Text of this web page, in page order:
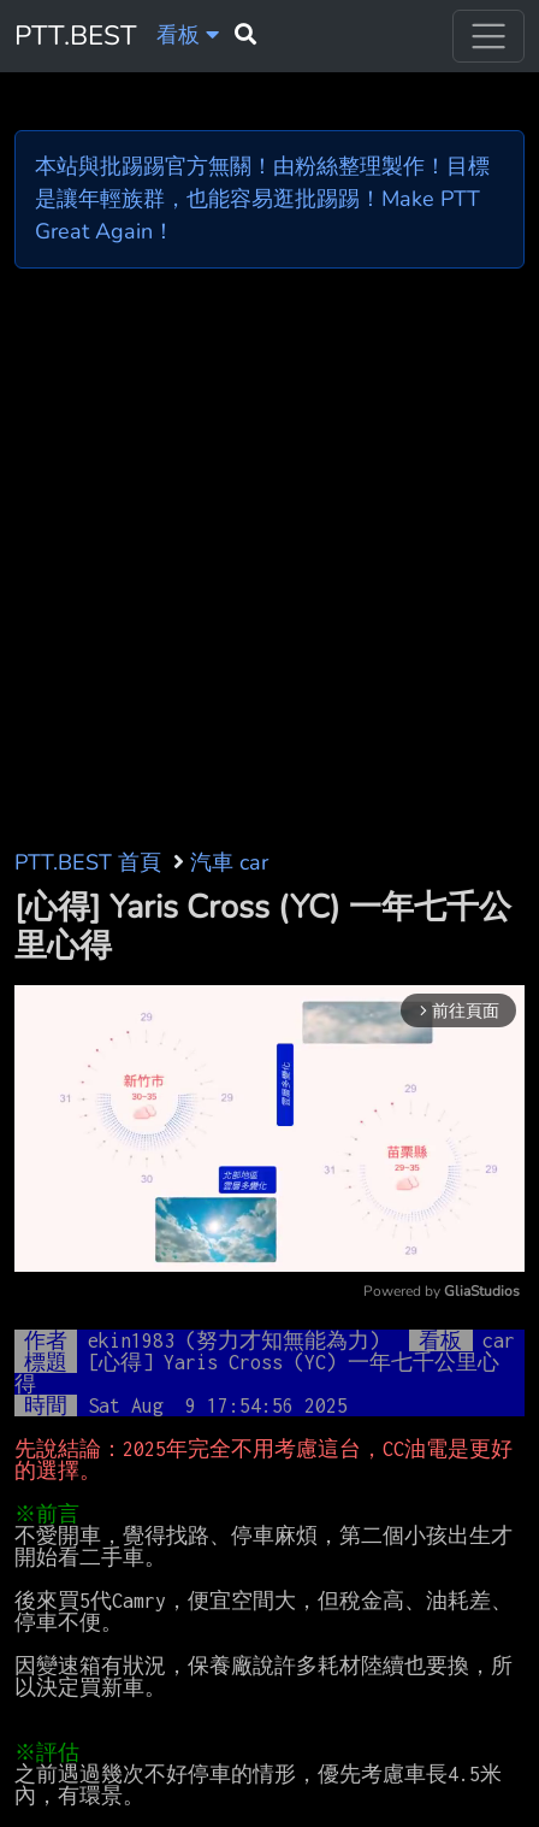
PTT.BEST 看板
本站與批踢踢官方無關！由粉絲整理製作！目標
是讓年輕族群，也能容易逛批踢踢！Make PTT
Great Again！
PTT.BEST 首頁 汽車 car
[心得] Yaris Cross (YC) 一年七千公
里心得
arrow_forward_ios 前往頁面
Mute
Powered by GliaStudios
作者 ekin1983 (努力才知無能為力) 看板
car
標題
[心得] Yaris Cross (YC) 一年七千公里心
得
時間
Sat Aug  9 17:54:56 2025
先說結論：2025年完全不用考慮這台，CC油電是更好
的選擇。
※前言
不愛開車，覺得找路、停車麻煩，第二個小孩出生才
開始看二手車。
後來買5代Camry，便宜空間大，但稅金高、油耗差、
停車不便。
因變速箱有狀況，保養廠說許多耗材陸續也要換，所
以決定買新車。
※評估
之前遇過幾次不好停車的情形，優先考慮車長4.5米
內，有環景。